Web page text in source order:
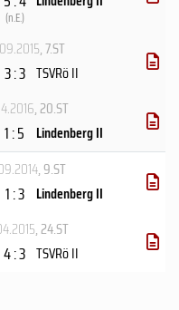
(n.E.)
, 7.ST
3 : 3 TSVRö II
, 20.ST
1 : 5 Lindenberg II
, 9.ST
1 : 3 Lindenberg II
, 24.ST
4 : 3 TSVRö II